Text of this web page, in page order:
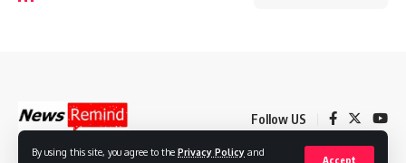
By using this site, you agree to the Privacy Policy and
Accept
Follow US